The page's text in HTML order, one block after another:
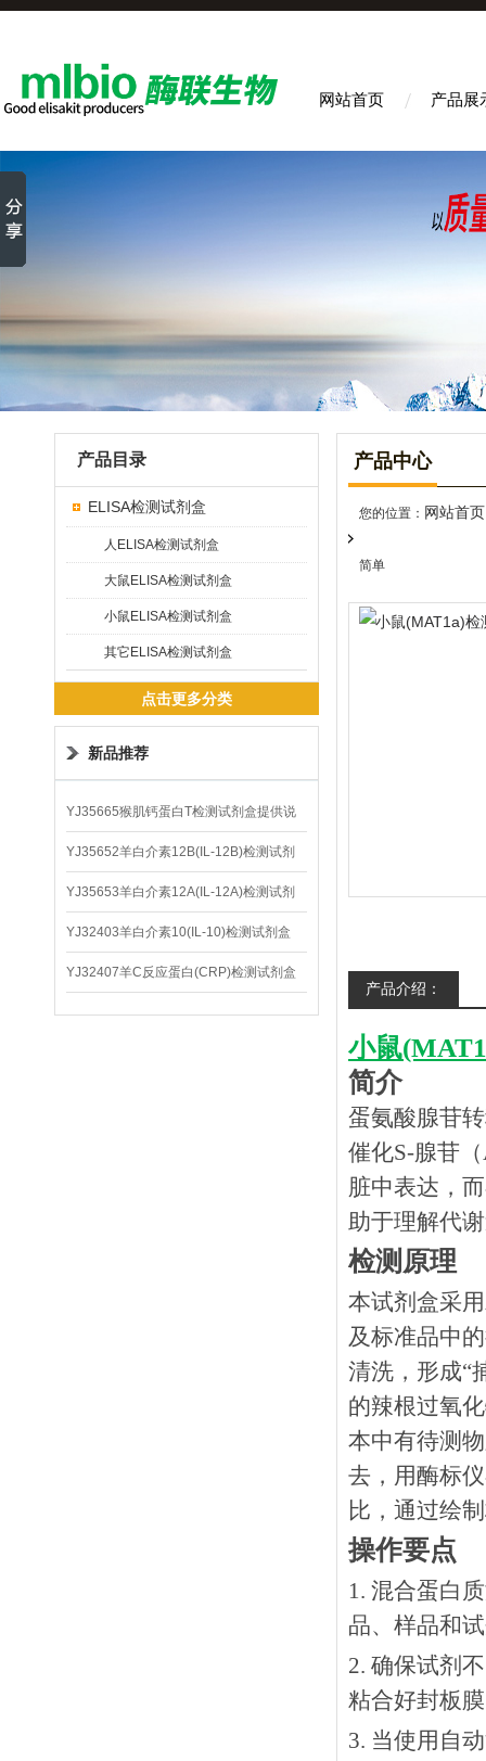
网站首页 产品展
产品目录
ELISA检测试剂盒
人ELISA检测试剂盒
大鼠ELISA检测试剂盒
小鼠ELISA检测试剂盒
其它ELISA检测试剂盒
点击更多分类
新品推荐
YJ35665猴肌钙蛋白T检测试剂盒提供说
明书
YJ35652羊白介素12B(IL-12B)检测试剂
盒
YJ35653羊白介素12A(IL-12A)检测试剂
盒
YJ32403羊白介素10(IL-10)检测试剂盒
YJ32407羊C反应蛋白(CRP)检测试剂盒
产品中心
您的位置： 网站首页
简单
产品介绍：
小鼠
简介
蛋氨酸腺苷
催化S-腺苷
脏中表达，
助于理解代
检测原理
本试剂盒采
及标准品中
清洗，形成“
的辣根过氧
本中有待测
去，用酶标
比，通过绘
操作要点
1. 混合蛋白
品、样品和
2. 确保试剂
粘合好封板
3. 当使用自